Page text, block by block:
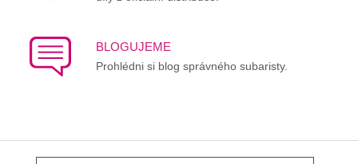
BLOGUJEME
Prohlédni si blog správného subaristy.